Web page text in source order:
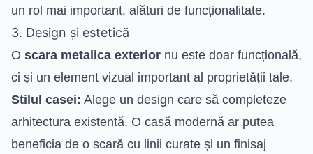
un rol mai important, alături de funcționalitate.
3. Design și estetică
O scara metalica exterior nu este doar funcțională,
ci și un element vizual important al proprietății tale.
Stilul casei: Alege un design care să completeze
arhitectura existentă. O casă modernă ar putea
beneficia de o scară cu linii curate și un finisaj